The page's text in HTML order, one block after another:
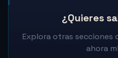
¿Quieres
Explora otras secciones
ahora